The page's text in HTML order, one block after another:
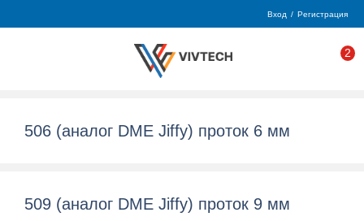
Вход / Регистрация
2
506 (аналог DME Jiffy) проток 6 мм
509 (аналог DME Jiffy) проток 9 мм